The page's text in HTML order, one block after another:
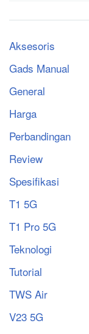
Aksesoris
Gads Manual
General
Harga
Perbandingan
Review
Spesifikasi
T1 5G
T1 Pro 5G
Teknologi
Tutorial
TWS Air
V23 5G